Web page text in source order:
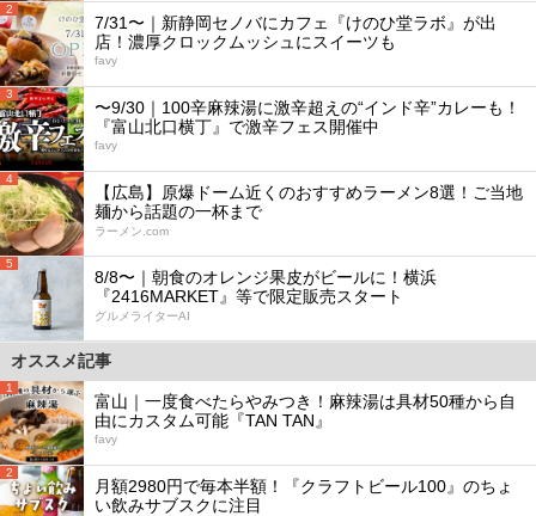
2
7/31〜｜新静岡セノバにカフェ『けのひ堂ラボ』が出
店！濃厚クロックムッシュにスイーツも
favy
3
〜9/30｜100辛麻辣湯に激辛超えの“インド辛”カレーも！
『富山北口横丁』で激辛フェス開催中
favy
4
【広島】原爆ドーム近くのおすすめラーメン8選！ご当地
麺から話題の一杯まで
ラーメン.com
5
8/8〜｜朝食のオレンジ果皮がビールに！横浜
『2416MARKET』等で限定販売スタート
グルメライターAI
オススメ記事
1
富山｜一度食べたらやみつき！麻辣湯は具材50種から自
由にカスタム可能『TAN TAN』
favy
2
月額2980円で毎本半額！『クラフトビール100』のちょ
い飲みサブスクに注目